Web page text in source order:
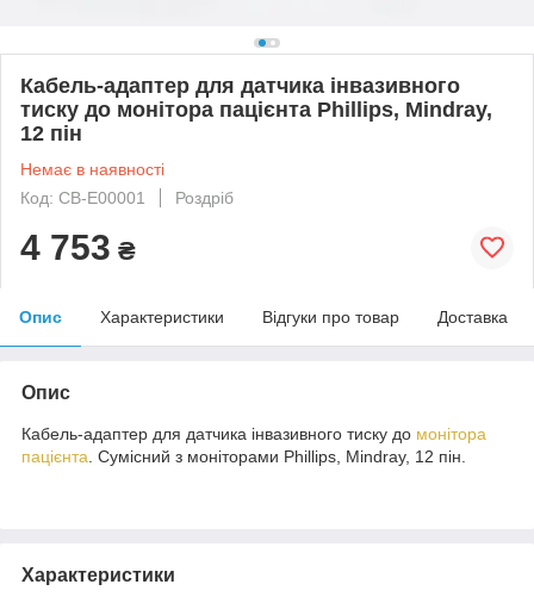
Кабель-адаптер для датчика інвазивного
тиску до монітора пацієнта Phillips, Mindray,
12 пін
Немає в наявності
Код: CB-E00001
Роздріб
4 753 ₴
Опис Характеристики Відгуки про товар Доставка
Опис
Кабель-адаптер для датчика інвазивного тиску до монітора
пацієнта . Сумісний з моніторами Phillips, Mindray, 12 пін.
Характеристики